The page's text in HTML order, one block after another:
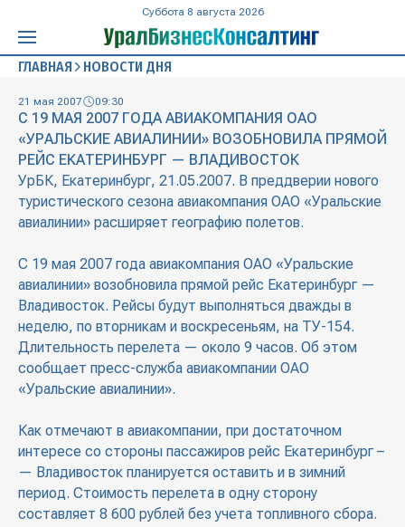
Суббота 8 августа 2026
ГЛАВНАЯ НОВОСТИ ДНЯ
21 мая 2007 09:30
С 19 МАЯ 2007 ГОДА АВИАКОМПАНИЯ ОАО
«УРАЛЬСКИЕ АВИАЛИНИИ» ВОЗОБНОВИЛА ПРЯМОЙ
РЕЙС ЕКАТЕРИНБУРГ — ВЛАДИВОСТОК
УрБК, Екатеринбург, 21.05.2007. В преддверии нового
туристического сезона авиакомпания ОАО «Уральские
авиалинии» расширяет географию полетов.
С 19 мая 2007 года авиакомпания ОАО «Уральские
авиалинии» возобновила прямой рейс Екатеринбург —
Владивосток. Рейсы будут выполняться дважды в
неделю, по вторникам и воскресеньям, на ТУ-154.
Длительность перелета — около 9 часов. Об этом
сообщает пресс-служба авиакомпании ОАО
«Уральские авиалинии».
Как отмечают в авиакомпании, при достаточном
интересе со стороны пассажиров рейс Екатеринбург –
— Владивосток планируется оставить и в зимний
период. Стоимость перелета в одну сторону
составляет 8 600 рублей без учета топливного сбора.